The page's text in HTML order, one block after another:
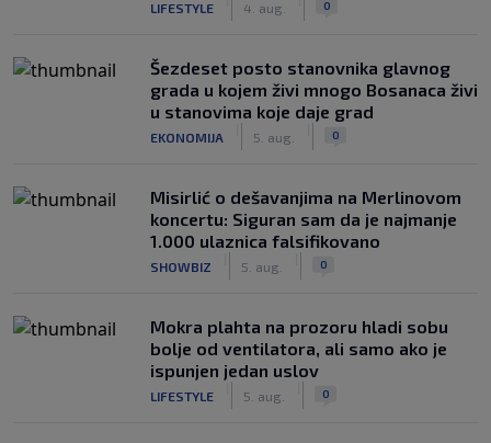
LIFESTYLE 4. aug. 0
Šezdeset posto stanovnika glavnog
grada u kojem živi mnogo Bosanaca živi
u stanovima koje daje grad
EKONOMIJA 5. aug. 0
Misirlić o dešavanjima na Merlinovom
koncertu: Siguran sam da je najmanje
1.000 ulaznica falsifikovano
SHOWBIZ 5. aug. 0
Mokra plahta na prozoru hladi sobu
bolje od ventilatora, ali samo ako je
ispunjen jedan uslov
LIFESTYLE 5. aug. 0